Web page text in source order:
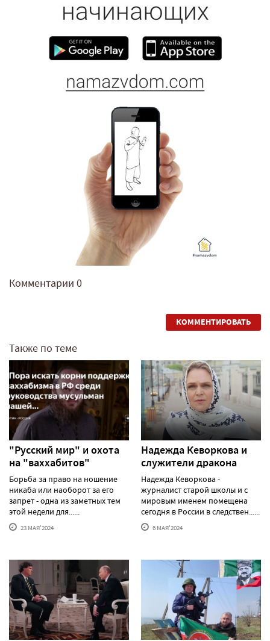
Комментарии 0
КОММЕНТИРОВАТЬ
Также по теме
"Русский мир" и охота
на "ваххабитов"
Борьба за право на ношение
никаба или наоборот за его
запрет - одна из заметных тем
этой недели для......
23 МАЯ'2024
Надежда Кеворкова и
служители дракона
Надежда Кеворкова -
журналист старой школы и с
мировым именем помещена
сегодня в России в следствен......
6 МАЯ'2024